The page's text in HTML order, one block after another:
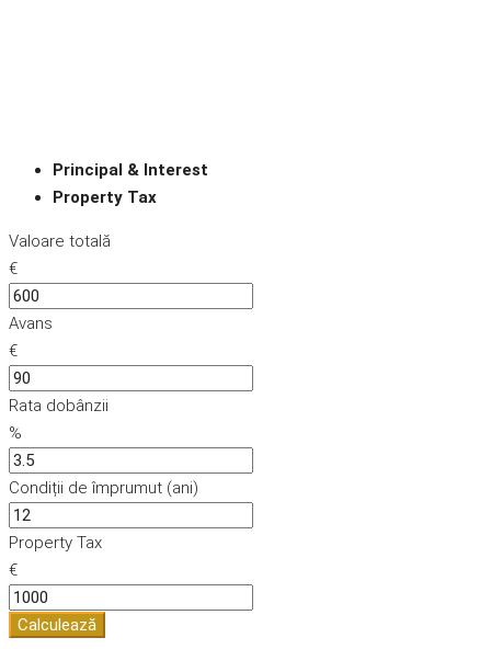
Principal & Interest
Property Tax
Valoare totală
€
Avans
€
Rata dobânzii
%
Condiții de împrumut (ani)
Property Tax
€
Calculează